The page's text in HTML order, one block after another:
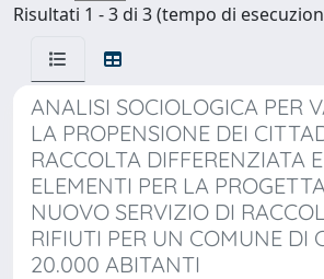
Risultati 1 - 3 di 3 (tempo di
ANALISI SOCIOLOGICA PER
LA PROPENSIONE DEI
RACCOLTA DIFFERENZIATA
ELEMENTI PER LA
NUOVO SERVIZIO DI
RIFIUTI PER UN COMUNE DI
20.000 ABITANTI